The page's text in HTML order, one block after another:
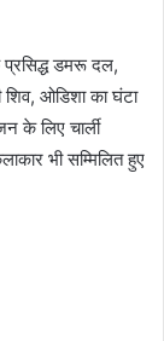
प्रसिद्ध डमरू दल,
शिव, ओडिशा का घंटा
के लिए चार्ली
भी सम्मिलित हुए